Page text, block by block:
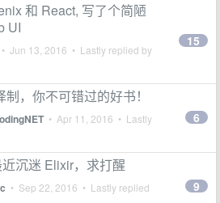
和 React, 写了个简陋
UI
• Jun 13, 2016 • Lastly replied by
15
，你不可错过的好书！
• Apr 11, 2016 • Lastly
6
沉迷 Elixir，求打醒
• Sep 22, 2016 • Lastly replied
9